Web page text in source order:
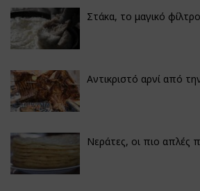
Στάκα, το μαγικό
Αντικριστό αρνί από
Νεράτες, οι πιο απλές